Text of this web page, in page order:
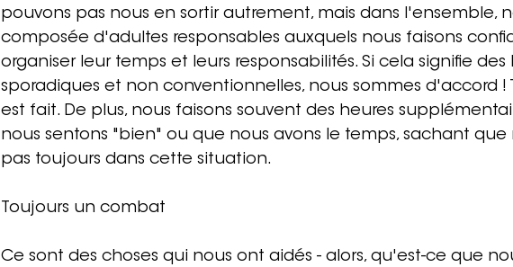
pouvons pas nous en sortir autrement, mais dans l'ensemble,
composée d'adultes responsables auxquels nous faisons
organiser leur temps et leurs responsabilités. Si cela signifie des
sporadiques et non conventionnelles, nous sommes d'accord !
est fait. De plus, nous faisons souvent des heures
nous sentons "bien" ou que nous avons le temps, sachant que
pas toujours dans cette situation.
Toujours un combat
Ce sont des choses qui nous ont aidés - alors, qu'est-ce que